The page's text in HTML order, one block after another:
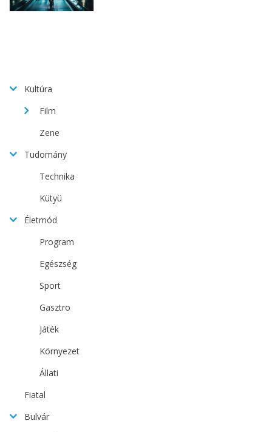
Kultúra
Film
Zene
Tudomány
Technika
Kütyü
Életmód
Program
Egészség
Sport
Gasztro
Játék
Környezet
Állati
Fiatal
Bulvár